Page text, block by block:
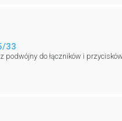
33
podwójny do łączników i